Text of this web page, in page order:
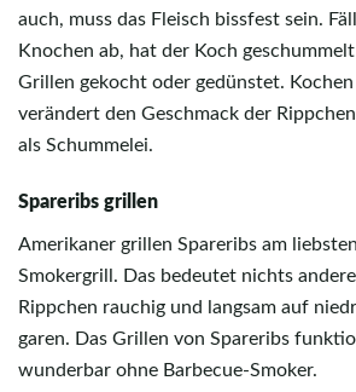
auch, muss das Fleisch bissfest sein.
Knochen ab, hat der Koch
Grillen gekocht oder gedünstet.
verändert den Geschmack der
als Schummelei.
Spareribs grillen
Amerikaner grillen Spareribs am
Smokergrill. Das bedeutet nichts
Rippchen rauchig und langsam auf
garen. Das Grillen von Spareribs
wunderbar ohne Barbecue-Smoker.